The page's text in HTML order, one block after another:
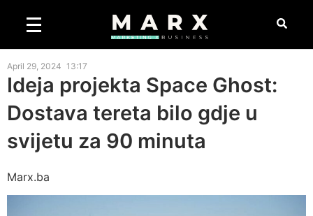
April 29, 2024 13:17
Ideja projekta Space Ghost:
Dostava tereta bilo gdje u
svijetu za 90 minuta
Marx.ba